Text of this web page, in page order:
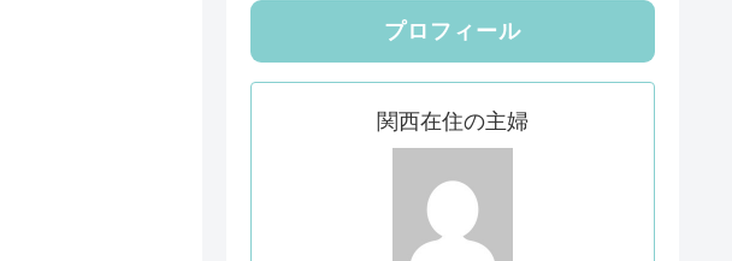
プロフィール
関西在住の主婦